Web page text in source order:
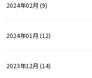
2024年02月 (9)
2024年01月 (12)
2023年12月 (14)